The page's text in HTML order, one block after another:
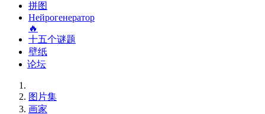
拼图
Нейрогенератор
🔥
十五个谜题
壁纸
论坛
图片集
画家